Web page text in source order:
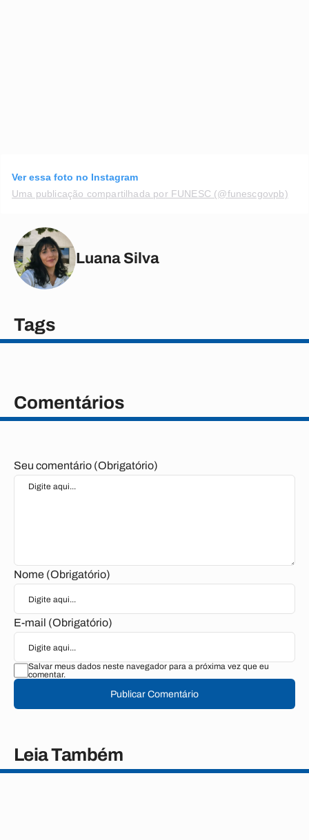
Ver essa foto no Instagram
Uma publicação compartilhada por FUNESC (@funescgovpb)
Luana Silva
Tags
Comentários
Seu comentário (Obrigatório)
Nome (Obrigatório)
E-mail (Obrigatório)
Salvar meus dados neste navegador para a próxima vez que eu
comentar.
Publicar Comentário
Leia Também